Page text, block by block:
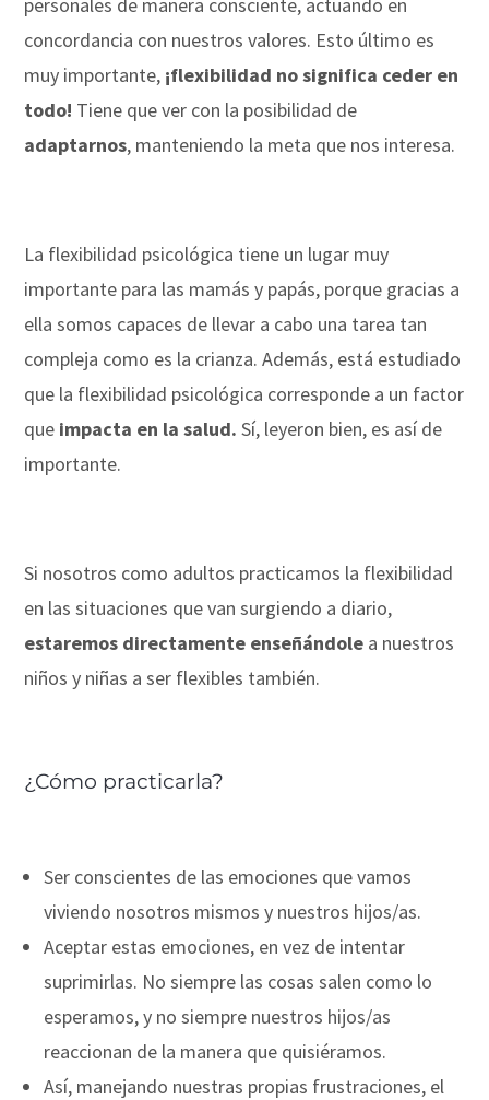
concordancia con nuestros valores. Esto último es
muy importante, ¡flexibilidad no significa ceder en
todo! Tiene que ver con la posibilidad de
adaptarnos, manteniendo la meta que nos interesa.
La flexibilidad psicológica tiene un lugar muy
importante para las mamás y papás, porque gracias a
ella somos capaces de llevar a cabo una tarea tan
compleja como es la crianza. Además, está estudiado
que la flexibilidad psicológica corresponde a un factor
que impacta en la salud. Sí, leyeron bien, es así de
importante.
Si nosotros como adultos practicamos la flexibilidad
en las situaciones que van surgiendo a diario,
estaremos directamente enseñándole a nuestros
niños y niñas a ser flexibles también.
¿Cómo practicarla?
Ser conscientes de las emociones que vamos
viviendo nosotros mismos y nuestros hijos/as.
Aceptar estas emociones, en vez de intentar
suprimirlas. No siempre las cosas salen como lo
esperamos, y no siempre nuestros hijos/as
reaccionan de la manera que quisiéramos.
Así, manejando nuestras propias frustraciones, el